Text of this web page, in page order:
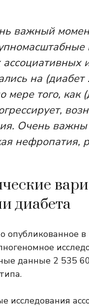
важный
на (диабет
мере того, как
Очень
нефропатия,
диабета
опубликованное в
данные 2 535
исследования